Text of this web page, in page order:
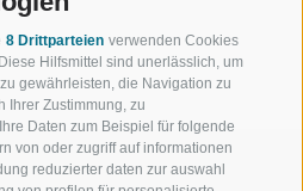
8 Drittparteien verwenden Cookies
Hilfsmittel sind unerlässlich, um
gewährleisten, die Navigation zu
Ihrer Zustimmung, zu
Daten zum Beispiel für folgende
von oder zugriff auf informationen
reduzierter daten zur auswahl